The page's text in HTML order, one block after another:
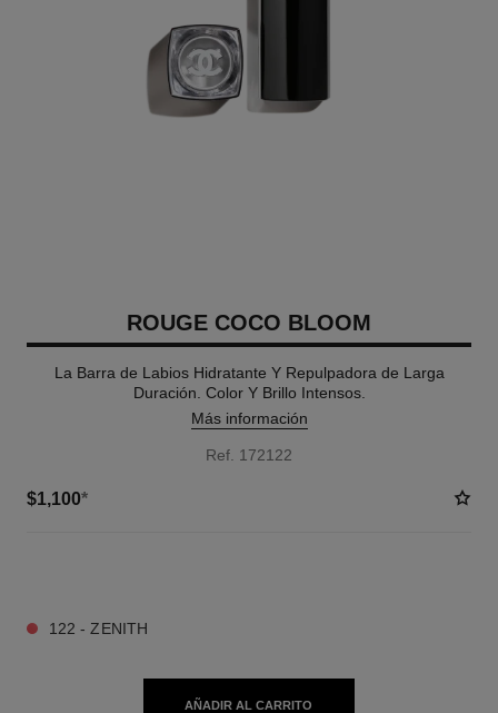
ROUGE COCO BLOOM
La Barra de Labios Hidratante Y Repulpadora de Larga
Duración. Color Y Brillo Intensos.
Más información
Ref. 172122
$1,100*
122 - ZENITH
AÑADIR AL CARRITO